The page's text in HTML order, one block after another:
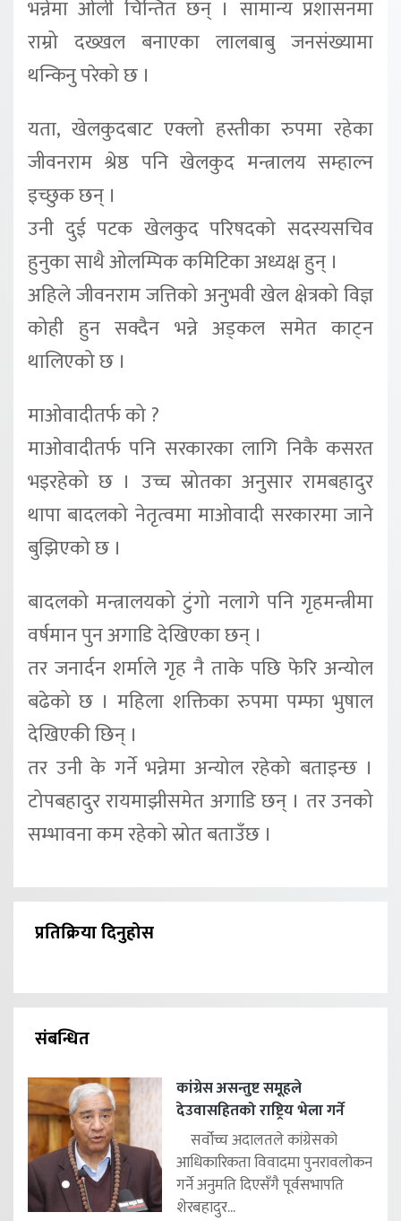
भन्नेमा ओली चिन्तित छन् । सामान्य प्रशासनमा
राम्रो दख्खल बनाएका लालबाबु जनसंख्यामा
थन्किनु परेको छ ।
यता, खेलकुदबाट एक्लो हस्तीका रुपमा रहेका
जीवनराम श्रेष्ठ पनि खेलकुद मन्त्रालय सम्हाल्न
इच्छुक छन् ।
उनी दुई पटक खेलकुद परिषदको सदस्यसचिव
हुनुका साथै ओलम्पिक कमिटिका अध्यक्ष हुन् ।
अहिले जीवनराम जत्तिको अनुभवी खेल क्षेत्रको विज्ञ
कोही हुन सक्दैन भन्ने अड्कल समेत काट्न
थालिएको छ ।
माओवादीतर्फ को ?
माओवादीतर्फ पनि सरकारका लागि निकै कसरत
भइरहेको छ । उच्च स्रोतका अनुसार रामबहादुर
थापा बादलको नेतृत्वमा माओवादी सरकारमा जाने
बुझिएको छ ।
बादलको मन्त्रालयको टुंगो नलागे पनि गृहमन्त्रीमा
वर्षमान पुन अगाडि देखिएका छन् ।
तर जनार्दन शर्माले गृह नै ताके पछि फेरि अन्योल
बढेको छ । महिला शक्तिका रुपमा पम्फा भुषाल
देखिएकी छिन् ।
तर उनी के गर्ने भन्नेमा अन्योल रहेको बताइन्छ ।
टोपबहादुर रायमाझीसमेत अगाडि छन् । तर उनको
सम्भावना कम रहेको स्रोत बताउँछ ।
प्रतिक्रिया दिनुहोस
संबन्धित
कांग्रेस असन्तुष्ट समूहले
देउवासहितको राष्ट्रिय भेला गर्ने
सर्वोच्च अदालतले कांग्रेसको
आधिकारिकता विवादमा पुनरावलोकन
गर्ने अनुमति दिएसँगै पूर्वसभापति
शेरबहादुर...